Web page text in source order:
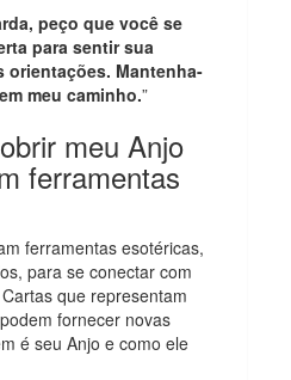
peço que você se
para sentir sua
orientações. Mantenha-
meu caminho.”
meu Anjo
ferramentas
ferramentas esotéricas,
para se conectar com
que representam
fornecer novas
é seu Anjo e como ele